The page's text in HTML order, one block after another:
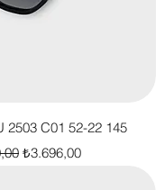
2503 C01 52-22 145
Fiyatİndirimli Fiyat
₺3.696,00